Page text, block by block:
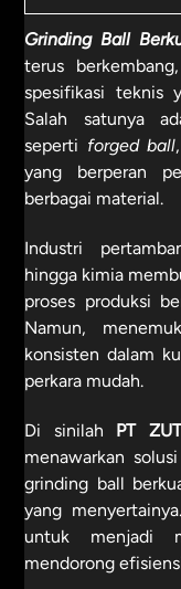
Grinding Ball
terus
spesifikasi teknis
Salah satunya
seperti forged ball,
yang berperan
berbagai material.
Industri
hingga kimia
proses produksi
Namun,
konsisten dalam
perkara mudah.
Di sinilah PT
menawarkan
grinding ball
yang
untuk menjadi
mendorong